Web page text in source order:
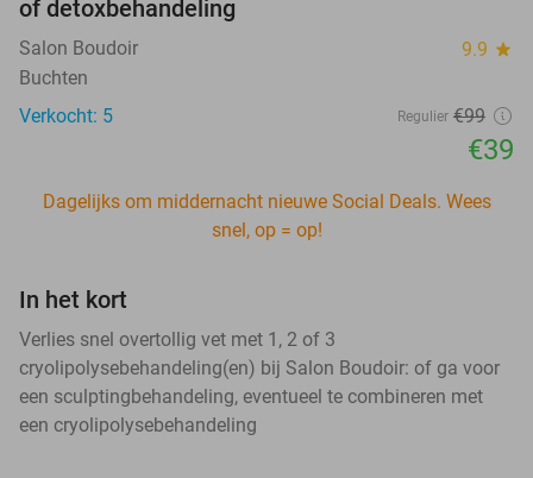
of detoxbehandeling
Salon Boudoir 9.9 star
Buchten
Verkocht: 5
Regulier €99
€39
Dagelijks om middernacht nieuwe Social Deals. Wees
snel, op = op!
In het kort
Verlies snel overtollig vet met 1, 2 of 3
cryolipolysebehandeling(en) bij Salon Boudoir: of ga voor
een sculptingbehandeling, eventueel te combineren met
een cryolipolysebehandeling